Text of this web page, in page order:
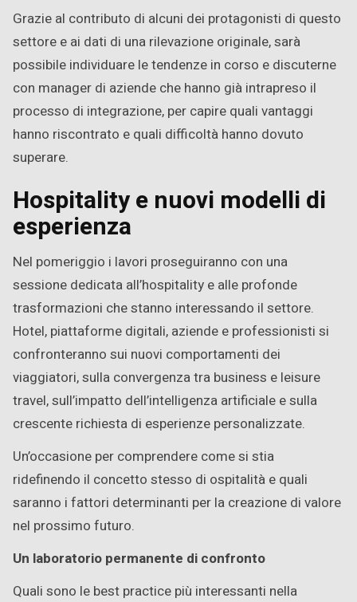
Grazie al contributo di alcuni dei protagonisti di questo
settore e ai dati di una rilevazione originale, sarà
possibile individuare le tendenze in corso e discuterne
con manager di aziende che hanno già intrapreso il
processo di integrazione, per capire quali vantaggi
hanno riscontrato e quali difficoltà hanno dovuto
superare.
Hospitality e nuovi modelli di
esperienza
Nel pomeriggio i lavori proseguiranno con una
sessione dedicata all’hospitality e alle profonde
trasformazioni che stanno interessando il settore.
Hotel, piattaforme digitali, aziende e professionisti si
confronteranno sui nuovi comportamenti dei
viaggiatori, sulla convergenza tra business e leisure
travel, sull’impatto dell’intelligenza artificiale e sulla
crescente richiesta di esperienze personalizzate.
Un’occasione per comprendere come si stia
ridefinendo il concetto stesso di ospitalità e quali
saranno i fattori determinanti per la creazione di valore
nel prossimo futuro.
Un laboratorio permanente di confronto
Quali sono le best practice più interessanti nella